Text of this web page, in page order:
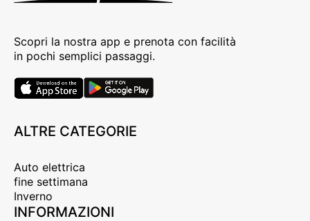
Scopri la nostra app e prenota con facilità
in pochi semplici passaggi.
ALTRE CATEGORIE
Auto elettrica
fine settimana
Inverno
INFORMAZIONI